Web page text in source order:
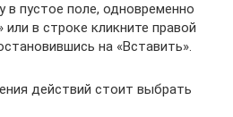
в пустое поле, одновременно
или в строке кликните правой
на «Вставить».
действий стоит выбрать